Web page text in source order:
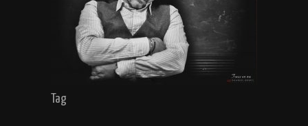
Tag